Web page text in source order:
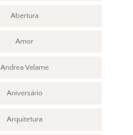
Abertura
Amor
Andrea Velame
Aniversário
Arquitetura